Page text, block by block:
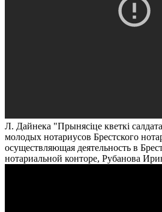
Л. Дайнека "Прынясіце кветкі
молодых нотариусов Брестского
осуществляющая деятельность в
нотариальной конторе, Рубанова